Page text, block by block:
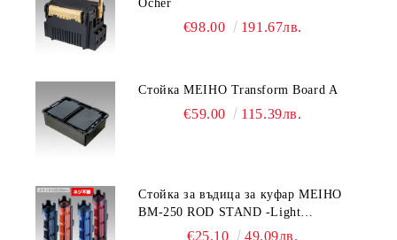
Ocher
€98.00 191.67лв.
Стойка MEIHO Transform Board A
€59.00 115.39лв.
Стойка за въдица за куфар MEIHO
BM-250 ROD STAND -Light
Blue/Black color
€25.10 49.09лв.